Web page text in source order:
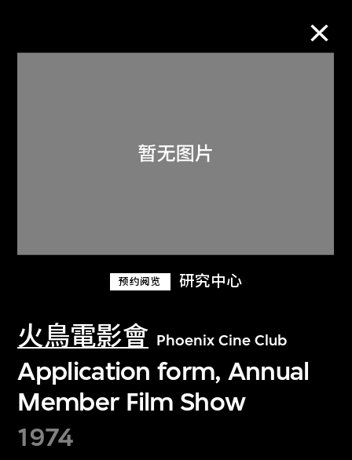
预约阅览 研究中心
火鳥電影會 Phoenix Cine Club
Application form, Annual
Member Film Show
1974
关于M+藏品
探索世界顶级的二十及二十一世纪视觉
文化藏品。